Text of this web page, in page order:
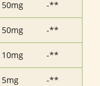
50mg -**
50mg -**
10mg -**
5mg -**